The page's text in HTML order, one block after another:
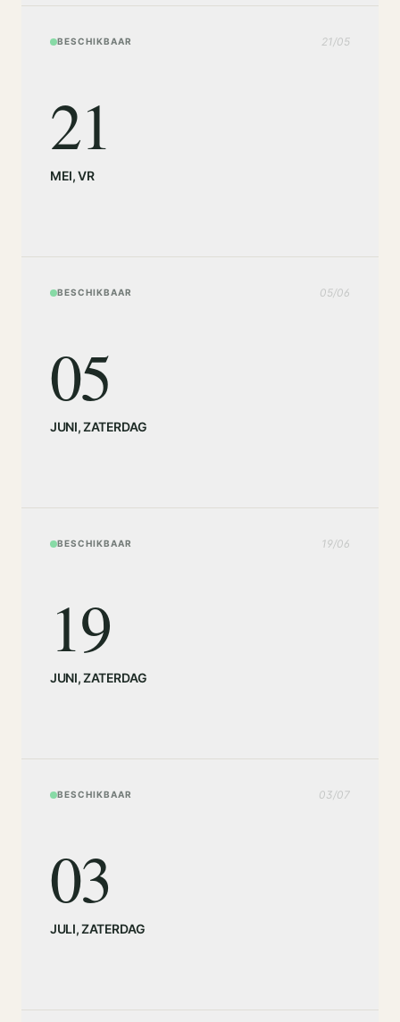
BESCHIKBAAR 21/05
21
MEI,VR
BESCHIKBAAR 05/06
05
JUNI,ZATERDAG
BESCHIKBAAR 19/06
19
JUNI,ZATERDAG
BESCHIKBAAR 03/07
03
JULI,ZATERDAG